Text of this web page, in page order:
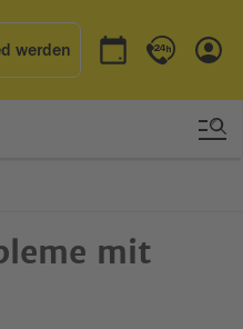
werden
Termin buchen
Kontakt &
mit